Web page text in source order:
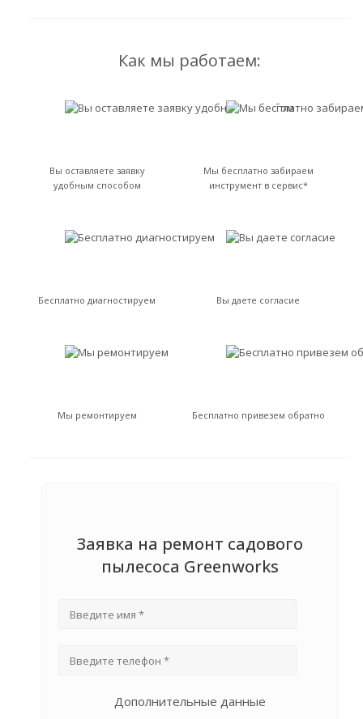
Как мы работаем:
Вы оставляете заявку
удобным способом
Мы бесплатно забираем
инструмент в сервис*
Бесплатно диагностируем Вы даете согласие
Мы ремонтируем Бесплатно привезем обратно
Заявка на ремонт садового
пылесоса Greenworks
Дополнительные данные